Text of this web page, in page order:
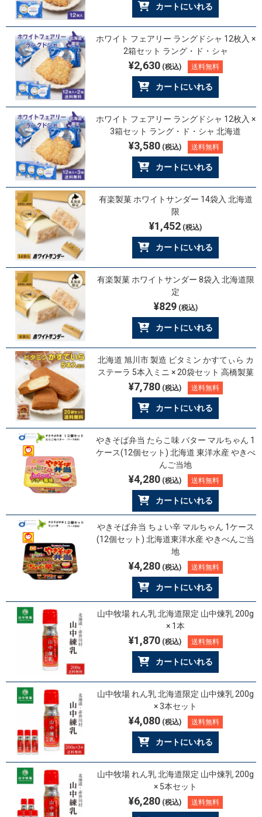
カートにいれる
ホワイト フェアリー ラングドシャ 12枚入 ×
2箱セット ラング・ド・シャ
¥2,630(税込) 送料無料
カートにいれる
ホワイト フェアリー ラングドシャ 12枚入 ×
3箱セット ラング・ド・シャ 北海道
¥3,580(税込) 送料無料
カートにいれる
有楽製菓 ホワイトサンダー 14袋入 北海道
限
¥1,452 (税込)
カートにいれる
有楽製菓 ホワイトサンダー 8袋入 北海道限
定
¥829(税込)
カートにいれる
北海道 旭川市 製造 ビタミン かすてぃら カ
ステーラ 5本入ミニ × 20袋セット 高橋製菓
¥7,780(税込) 送料無料
カートにいれる
やきそば弁当 たらこ味 バター マルちゃん 1
ケース(12個セット) 北海道 東洋水産 やきべ
んご当地
¥4,280(税込) 送料無料
カートにいれる
やきそば弁当 ちょい辛 マルちゃん 1ケース
(12個セット) 北海道東洋水産 やきべんご当
地
¥4,280(税込) 送料無料
カートにいれる
山中牧場 れん乳 北海道限定 山中煉乳 200g
× 1本
¥1,870(税込) 送料無料
カートにいれる
山中牧場 れん乳 北海道限定 山中煉乳 200g
× 3本セット
¥4,080(税込) 送料無料
カートにいれる
山中牧場 れん乳 北海道限定 山中煉乳 200g
× 5本セット
¥6,280(税込) 送料無料